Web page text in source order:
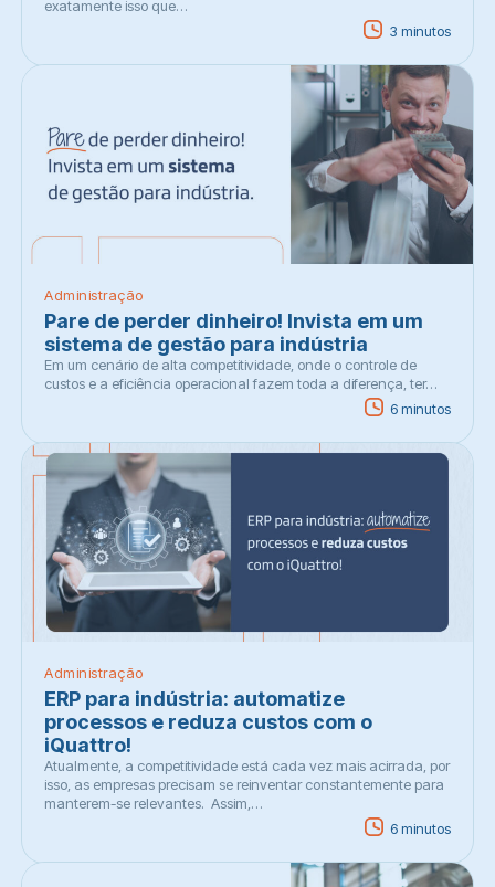
exatamente isso que…
3 minutos
Administração
Pare de perder dinheiro! Invista em um
sistema de gestão para indústria
Em um cenário de alta competitividade, onde o controle de
custos e a eficiência operacional fazem toda a diferença, ter…
6 minutos
Administração
ERP para indústria: automatize
processos e reduza custos com o
iQuattro!
Atualmente, a competitividade está cada vez mais acirrada, por
isso, as empresas precisam se reinventar constantemente para
manterem-se relevantes. Assim,…
6 minutos